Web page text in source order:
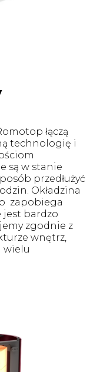
łączą
technologię i
są w stanie
przedłużyć
Okładzina
zapobiega
jest bardzo
zgodnie z
wnętrz,
wielu